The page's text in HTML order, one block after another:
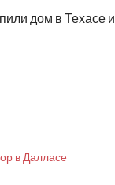
дом в Техасе и
в Далласе